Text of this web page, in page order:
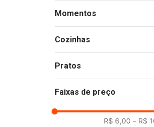
Cozinhas
Mediterrânea
Momentos
Pratos
Carne Bovina
Faixas de preço
R$ 6,00 – R$